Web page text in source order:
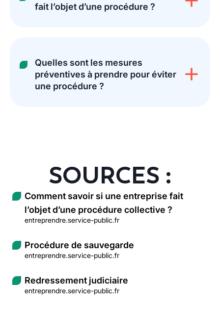
fait l’objet d’une procédure ?
Quelles sont les mesures
préventives à prendre pour éviter
une procédure ?
SOURCES :
Comment savoir si une entreprise fait
l’objet d’une procédure collective ?
entreprendre.service-public.fr
Procédure de sauvegarde
entreprendre.service-public.fr
Redressement judiciaire
entreprendre.service-public.fr